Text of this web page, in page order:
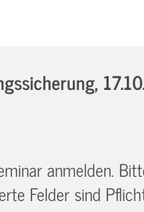
anmelden.
Felder sind